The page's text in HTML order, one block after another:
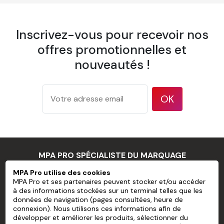
1 pulvérisateur
1 brosse à tapisser
Papier Peint Mural Pré-encollé Sans
PVC personnalisé
Recouvrement
Grammage
175 g/m²
d'après la
méthode
de test
ISO 536
177
Inscrivez-vous pour recevoir nos
offres promotionnelles et
nouveautés !
OK
MPA PRO SPÉCIALISTE DU MARQUAGE
MPA PRO
NOS SERVICES
MPA Pro utilise des cookies
MPA Pro et ses partenaires peuvent stocker et/ou accéder
à des informations stockées sur un terminal telles que les
données de navigation (pages consultées, heure de
connexion). Nous utilisons ces informations afin de
développer et améliorer les produits, sélectionner du